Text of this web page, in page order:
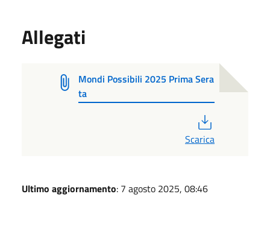
Allegati
Mondi Possibili 2025 Prima Sera
ta
Scarica
Ultimo aggiornamento: 7 agosto 2025, 08:46